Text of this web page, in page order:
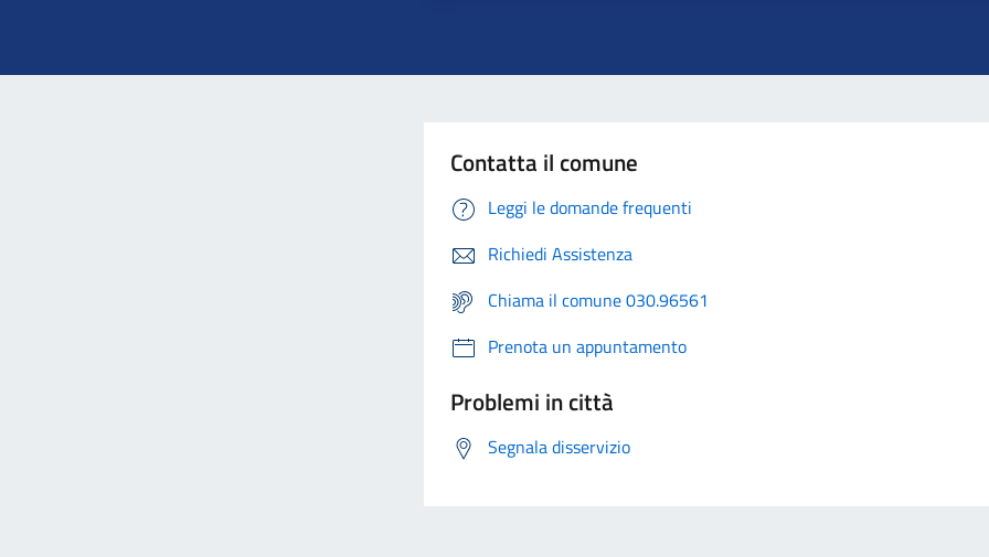
Contatta il comune
Leggi le domande frequenti
Richiedi Assistenza
Chiama il comune 030.96561
Prenota un appuntamento
Problemi in città
Segnala disservizio